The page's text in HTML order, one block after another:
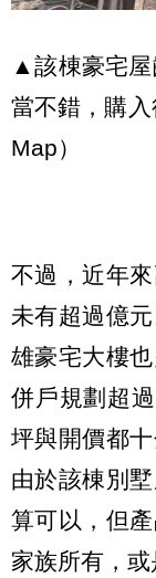
▲該棟豪宅屋
當不錯，購
Map）
不過，近年
未有超過億
雄豪宅大樓
併戶規劃超
坪與開價都
由於該棟別
算可以，但
家族所有，或